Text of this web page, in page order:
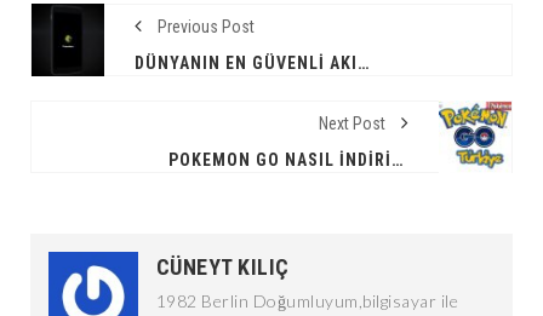
Previous Post
DÜNYANIN EN GÜVENLI AKILLI TELEFONU : BLACKBERRY DTEK50
Next Post
POKEMON GO NASIL İNDIRILIR?
CÜNEYT KILIÇ
1982 Berlin Doğumluyum,bilgisayar ile